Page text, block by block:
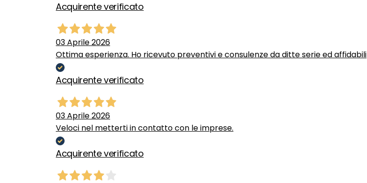
Acquirente verificato
03 Aprile 2026
Ottima esperienza. Ho ricevuto preventivi e consulenze da ditte serie ed affidabili
Acquirente verificato
03 Aprile 2026
Veloci nel metterti in contatto con le imprese.
Acquirente verificato